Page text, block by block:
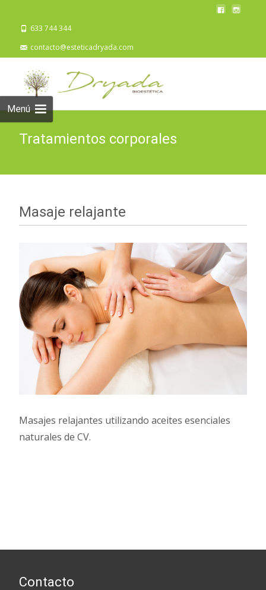
633 744 344
contacto@esteticadryada.com
Menú
Tratamientos corporales
Masaje relajante
Masajes relajantes utilizando aceites esenciales
naturales de CV.
Contacto